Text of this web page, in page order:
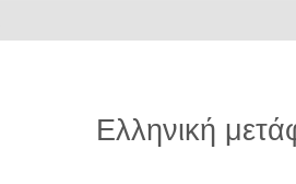
Ελληνική